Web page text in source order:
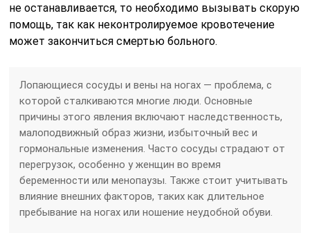
не останавливается, то необходимо вызывать скорую
помощь, так как неконтролируемое кровотечение
может закончиться смертью больного.
Лопающиеся сосуды и вены на ногах — проблема, с
которой сталкиваются многие люди. Основные
причины этого явления включают наследственность,
малоподвижный образ жизни, избыточный вес и
гормональные изменения. Часто сосуды страдают от
перегрузок, особенно у женщин во время
беременности или менопаузы. Также стоит учитывать
влияние внешних факторов, таких как длительное
пребывание на ногах или ношение неудобной обуви.